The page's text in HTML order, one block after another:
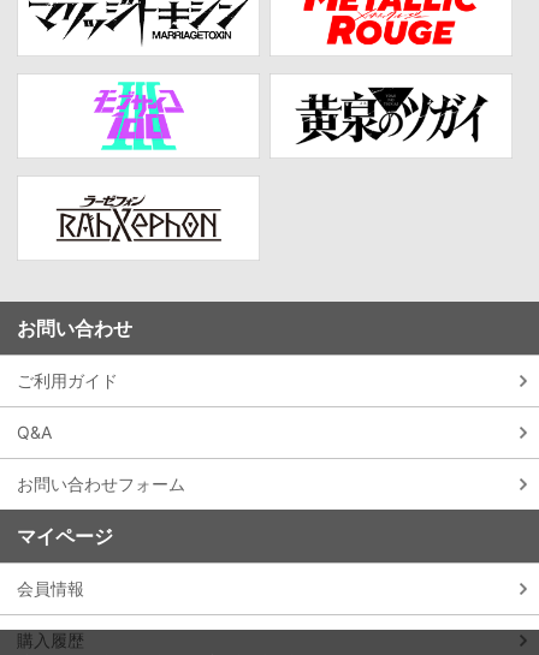
お問い合わせ
ご利用ガイド
Q&A
お問い合わせフォーム
マイページ
会員情報
購入履歴